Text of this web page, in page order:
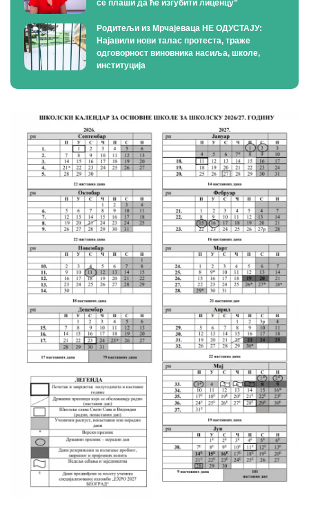
се плаши да ће изгубити лиценцу”
Родитељи из Мрчајеваца НЕ ОДУСТАЈУ:
Најавили нови талас протеста, траже
одговорност виновника насиља, школе,
институција